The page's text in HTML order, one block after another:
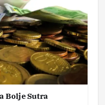
Bolje Sutra